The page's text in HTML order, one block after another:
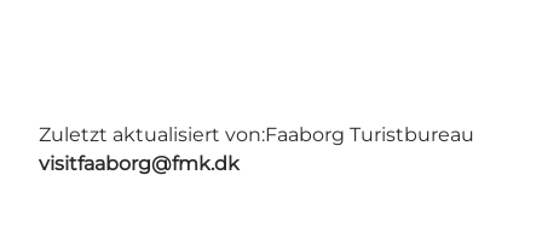
Zuletzt aktualisiert von:Faaborg Turistbureau
visitfaaborg@fmk.dk